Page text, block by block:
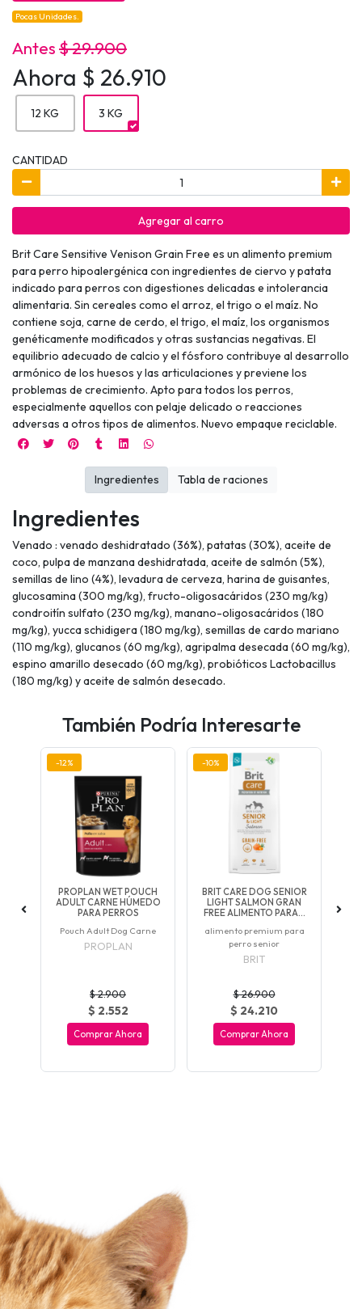
Pocas Unidades.
Antes$ 29.900
Ahora $ 26.910
12 KG 3 KG
CANTIDAD
Agregar al carro
Brit Care Sensitive Venison Grain Free es un alimento premium
para perro hipoalergénica con ingredientes de ciervo y patata
indicado para perros con digestiones delicadas e intolerancia
alimentaria. Sin cereales como el arroz, el trigo o el maíz. No
contiene soja, carne de cerdo, el trigo, el maíz, los organismos
genéticamente modificados y otras sustancias negativas. El
equilibrio adecuado de calcio y el fósforo contribuye al desarrollo
armónico de los huesos y las articulaciones y previene los
problemas de crecimiento. Apto para todos los perros,
especialmente aquellos con pelaje delicado o reacciones
adversas a otros tipos de alimentos. Nuevo empaque reciclable.
Ingredientes
Venado : venado deshidratado (36%), patatas (30%), aceite de
coco, pulpa de manzana deshidratada, aceite de salmón (5%),
semillas de lino (4%), levadura de cerveza, harina de guisantes,
glucosamina (300 mg/kg), fructo-oligosacáridos (230 mg/kg)
condroitín sulfato (230 mg/kg), manano-oligosacáridos (180
mg/kg), yucca schidigera (180 mg/kg), semillas de cardo mariano
(110 mg/kg), glucanos (60 mg/kg), agripalma desecada (60 mg/kg),
espino amarillo desecado (60 mg/kg), probióticos Lactobacillus
(180 mg/kg) y aceite de salmón desecado.
Ingredientes Tabla de raciones
También Podría Interesarte
-12%
PROPLAN WET POUCH
ADULT CARNE HÚMEDO
PARA PERROS
Pouch Adult Dog Carne
PROPLAN
$ 2.900
$ 2.552
Comprar Ahora
-10%
BRIT CARE DOG SENIOR
LIGHT SALMON GRAN
FREE ALIMENTO PARA...
alimento premium para
perro senior
BRIT
$ 26.900
$ 24.210
Comprar Ahora